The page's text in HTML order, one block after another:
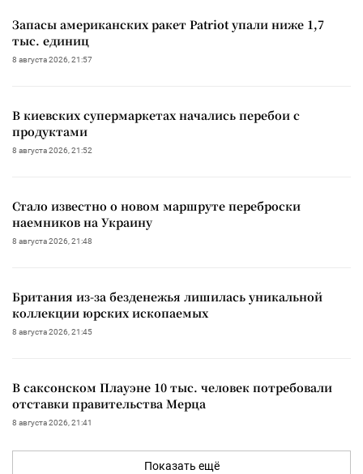
Запасы американских ракет Patriot упали ниже 1,7
тыс. единиц
8 августа 2026, 21:57
В киевских супермаркетах начались перебои с
продуктами
8 августа 2026, 21:52
Стало известно о новом маршруте переброски
наемников на Украину
8 августа 2026, 21:48
Британия из-за безденежья лишилась уникальной
коллекции юрских ископаемых
8 августа 2026, 21:45
В саксонском Плауэне 10 тыс. человек потребовали
отставки правительства Мерца
8 августа 2026, 21:41
Показать ещё